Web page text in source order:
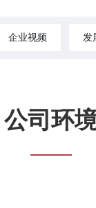
企业视频 发
公司环